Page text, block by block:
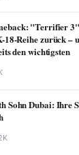
"Terrifier
18-Reihe zurück –
den wichtigsten
Sohn Dubai: Ihre